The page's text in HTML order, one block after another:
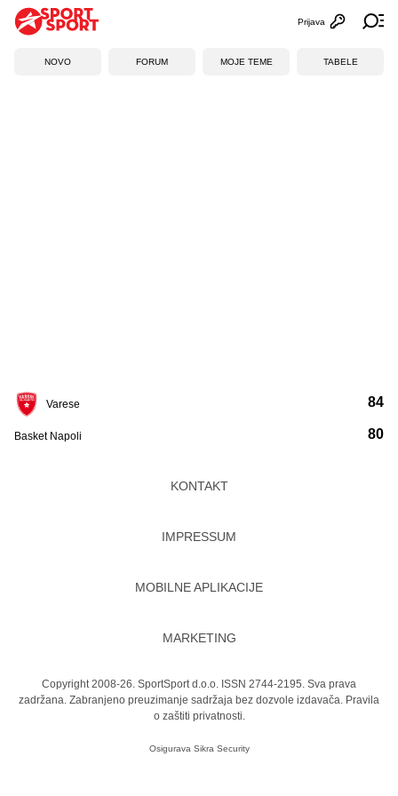
Otvori
Prijava
NOVO FORUM MOJE TEME TABELE
Varese
Basket Napoli
84
80
KONTAKT
IMPRESSUM
MOBILNE APLIKACIJE
MARKETING
Copyright 2008-26. SportSport d.o.o. ISSN 2744-2195. Sva prava
zadržana. Zabranjeno preuzimanje sadržaja bez dozvole izdavača. Pravila
o zaštiti privatnosti.
Osigurava Sikra Security